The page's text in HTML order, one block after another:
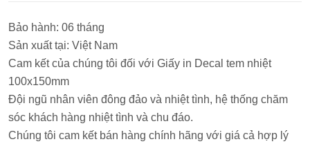
Bảo hành: 06 tháng
Sản xuất tại: Việt Nam
Cam kết của chúng tôi đối với Giấy in Decal tem nhiệt
100x150mm
Đội ngũ nhân viên đông đảo và nhiệt tình, hệ thống chăm
sóc khách hàng nhiệt tình và chu đáo.
Chúng tôi cam kết bán hàng chính hãng với giá cả hợp lý